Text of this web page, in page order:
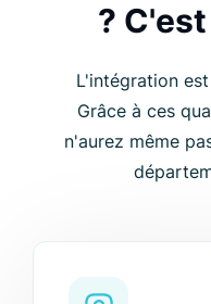
?
L'intégration
Grâce à ces
n'aurez même